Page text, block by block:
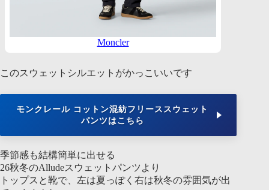
Moncler
このスウェットシルエットがかっこいいです
モンクレール コットン混紡フリーススウェット
パンツはこちら
季節感も結構簡単に出せる
26秋冬のAlludeスウェットパンツより
トップスと靴で、左は夏っぽく右は秋冬の雰囲気が出